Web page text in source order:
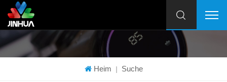
Heim | Suche